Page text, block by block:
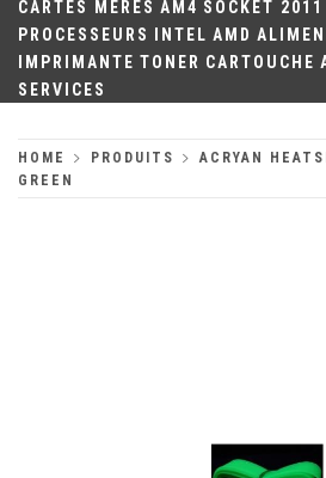
CARTES MÈRES AM4 SOCKET 2011
PROCESSEURS
INTEL AMD
IMPRIMANTE TONER CARTOUCHE
SERVICES
HOME PRODUITS
ACRYAN
GREEN